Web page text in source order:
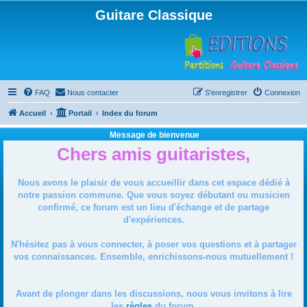
Guitare Classique
FAQ Nous contacter Connexion
S’enregistrer
Accueil Portail Index du forum
Message de bienvenue
Chers amis guitaristes,
Nous avons le plaisir de vous accueillir dans cet espace dédié à
notre passion commune. Que vous soyez débutant ou musicien
confirmé, ce forum est un lieu d'échange et de partage
d'expériences.
N'hésitez pas à vous connecter, à poser vos questions et à partager
vos connaissances. Ensemble, enrichissons-nous mutuellement !
Avant de plonger dans les discussions, nous vous invitons à lire